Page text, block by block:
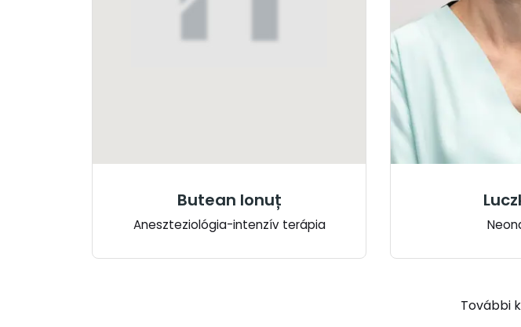
Butean Ionuț
Aneszteziológia-intenzív terápia
További